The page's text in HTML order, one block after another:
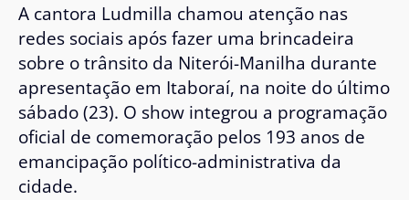
A cantora Ludmilla chamou atenção nas
redes sociais após fazer uma brincadeira
sobre o trânsito da Niterói-Manilha durante
apresentação em Itaboraí, na noite do último
sábado (23). O show integrou a programação
oficial de comemoração pelos 193 anos de
emancipação político-administrativa da
cidade.